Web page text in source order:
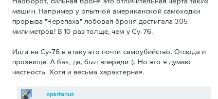
машин. Например у опытной американской самоходки
прорыва "Черепаха" лобовая броня достигала 305
милиметров! В 10 раз толще, чем у Су-76.
Идти на Су-76 в атаку это почти самоубийство. Отсюда и
прозвище. А бак, да, был впереди :). Но это я думаю
частность. Хотя и весьма характерная.
spartanus